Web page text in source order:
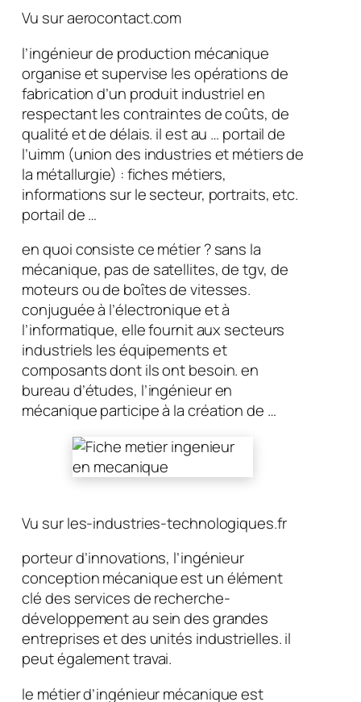
Vu sur aerocontact.com
l’ingénieur de production mécanique
organise et supervise les opérations de
fabrication d’un produit industriel en
respectant les contraintes de coûts, de
qualité et de délais. il est au … portail de
l’uimm (union des industries et métiers de
la métallurgie) : fiches métiers,
informations sur le secteur, portraits, etc.
portail de …
en quoi consiste ce métier ? sans la
mécanique, pas de satellites, de tgv, de
moteurs ou de boîtes de vitesses.
conjuguée à l’électronique et à
l’informatique, elle fournit aux secteurs
industriels les équipements et
composants dont ils ont besoin. en
bureau d’études, l’ingénieur en
mécanique participe à la création de …
Vu sur les-industries-technologiques.fr
porteur d’innovations, l’ingénieur
conception mécanique est un élément
clé des services de recherche-
développement au sein des grandes
entreprises et des unités industrielles. il
peut également travai.
le métier d’ingénieur mécanique est